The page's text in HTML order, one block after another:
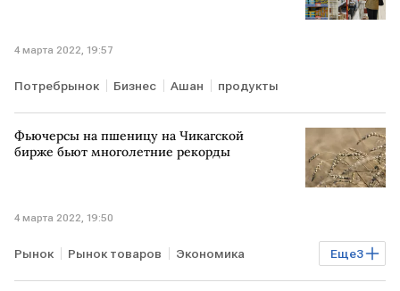
4 марта 2022, 19:57
Потребрынок Бизнес Ашан продукты
Фьючерсы на пшеницу на Чикагской
бирже бьют многолетние рекорды
4 марта 2022, 19:50
Еще3
Рынок Рынок товаров Экономика
Мировая экономика Ситуация на биржах